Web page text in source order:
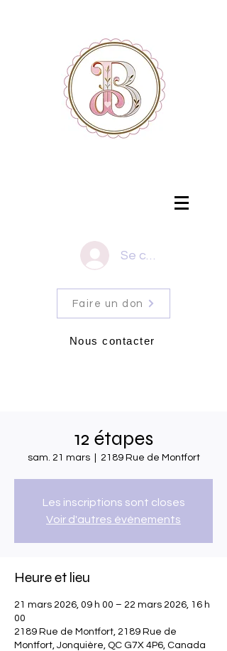
Se connecter
Faire un don
Nous contacter
12 étapes
sam. 21 mars
  |
2189 Rue de Montfort
Les inscriptions sont closes
Voir d'autres événements
Heure et lieu
21 mars 2026, 09 h 00 – 22 mars 2026, 16 h
00
2189 Rue de Montfort, 2189 Rue de
Montfort, Jonquière, QC G7X 4P6, Canada